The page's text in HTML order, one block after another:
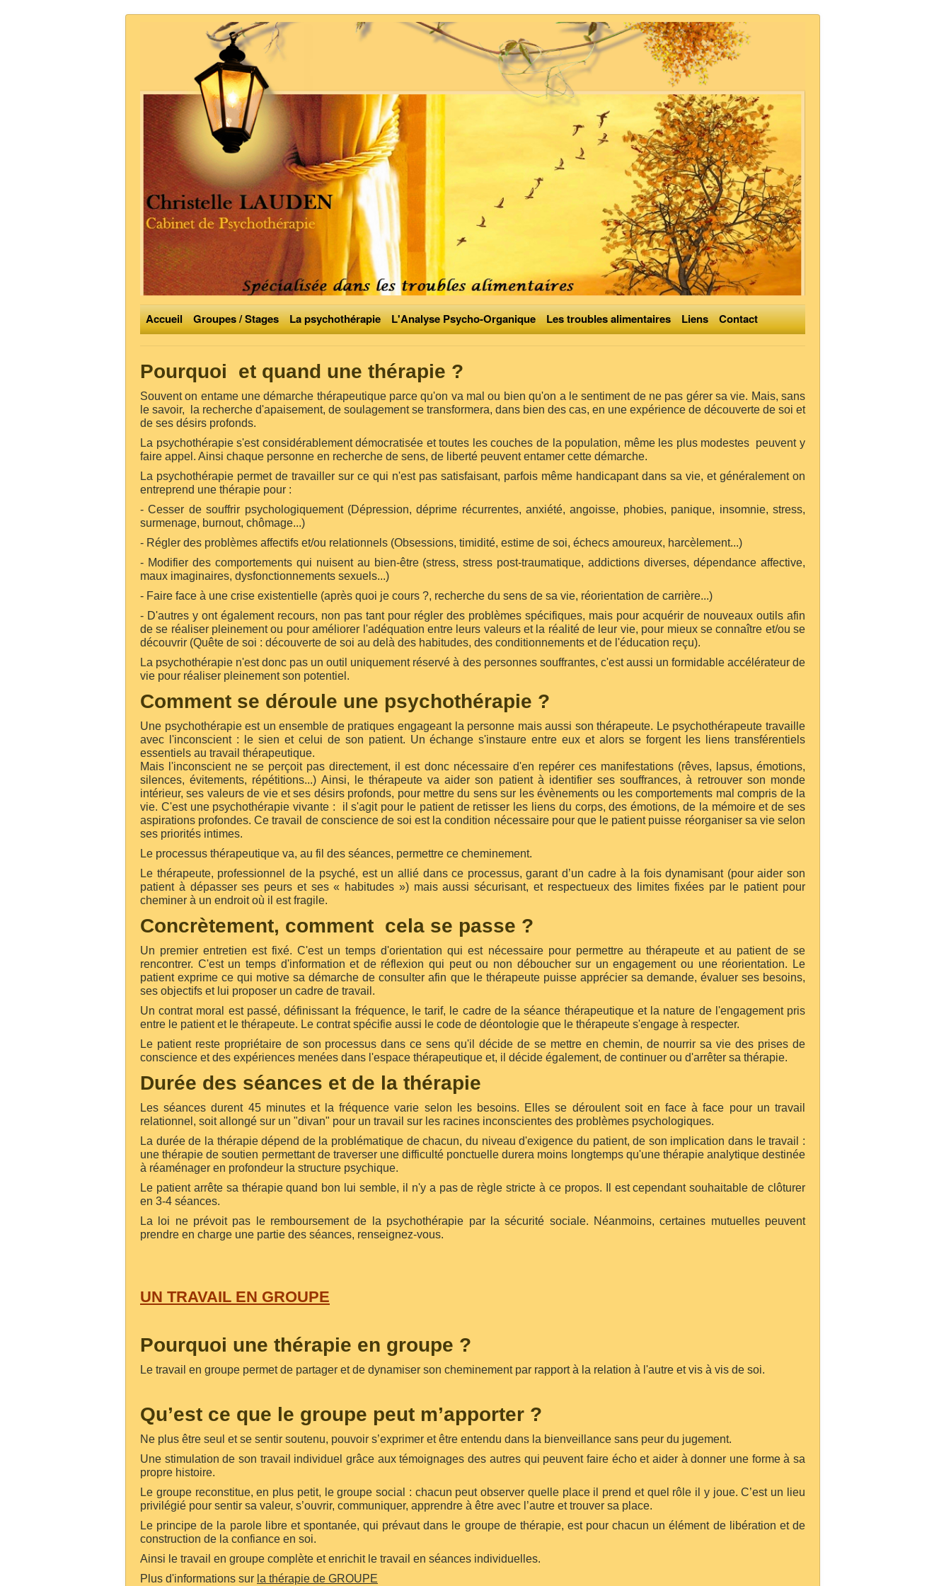
Accueil Groupes / Stages La psychothérapie L'Analyse Psycho-Organique Les troubles alimentaires Liens Contact
Pourquoi et quand une thérapie ?
Souvent on entame une démarche thérapeutique parce qu'on va mal ou bien qu'on a le sentiment de ne pas gérer sa vie. Mais, sans
le savoir, la recherche d'apaisement, de soulagement se transformera, dans bien des cas, en une expérience de découverte de soi et
de ses désirs profonds.
La psychothérapie s'est considérablement démocratisée et toutes les couches de la population, même les plus modestes peuvent y
faire appel. Ainsi chaque personne en recherche de sens, de liberté peuvent entamer cette démarche.
La psychothérapie permet de travailler sur ce qui n'est pas satisfaisant, parfois même handicapant dans sa vie, et généralement on
entreprend une thérapie pour :
- Cesser de souffrir psychologiquement (Dépression, déprime récurrentes, anxiété, angoisse, phobies, panique, insomnie, stress,
surmenage, burnout, chômage...)
- Régler des problèmes affectifs et/ou relationnels (Obsessions, timidité, estime de soi, échecs amoureux, harcèlement...)
- Modifier des comportements qui nuisent au bien-être (stress, stress post-traumatique, addictions diverses, dépendance affective,
maux imaginaires, dysfonctionnements sexuels...)
- Faire face à une crise existentielle (après quoi je cours ?, recherche du sens de sa vie, réorientation de carrière...)
- D'autres y ont également recours, non pas tant pour régler des problèmes spécifiques, mais pour acquérir de nouveaux outils afin
de se réaliser pleinement ou pour améliorer l'adéquation entre leurs valeurs et la réalité de leur vie, pour mieux se connaître et/ou se
découvrir (Quête de soi : découverte de soi au delà des habitudes, des conditionnements et de l'éducation reçu).
La psychothérapie n'est donc pas un outil uniquement réservé à des personnes souffrantes, c'est aussi un formidable accélérateur de
vie pour réaliser pleinement son potentiel.
Comment se déroule une psychothérapie ?
Une psychothérapie est un ensemble de pratiques engageant la personne mais aussi son thérapeute. Le psychothérapeute travaille
avec l'inconscient : le sien et celui de son patient. Un échange s'instaure entre eux et alors se forgent les liens transférentiels
essentiels au travail thérapeutique.
Mais l'inconscient ne se perçoit pas directement, il est donc nécessaire d'en repérer ces manifestations (rêves, lapsus, émotions,
silences, évitements, répétitions...) Ainsi, le thérapeute va aider son patient à identifier ses souffrances, à retrouver son monde
intérieur, ses valeurs de vie et ses désirs profonds, pour mettre du sens sur les évènements ou les comportements mal compris de la
vie. C'est une psychothérapie vivante : il s'agit pour le patient de retisser les liens du corps, des émotions, de la mémoire et de ses
aspirations profondes. Ce travail de conscience de soi est la condition nécessaire pour que le patient puisse réorganiser sa vie selon
ses priorités intimes.
Le processus thérapeutique va, au fil des séances, permettre ce cheminement.
Le thérapeute, professionnel de la psyché, est un allié dans ce processus, garant d’un cadre à la fois dynamisant (pour aider son
patient à dépasser ses peurs et ses « habitudes ») mais aussi sécurisant, et respectueux des limites fixées par le patient pour
cheminer à un endroit où il est fragile.
Concrètement, comment cela se passe ?
Un premier entretien est fixé. C'est un temps d'orientation qui est nécessaire pour permettre au thérapeute et au patient de se
rencontrer. C'est un temps d'information et de réflexion qui peut ou non déboucher sur un engagement ou une réorientation. Le
patient exprime ce qui motive sa démarche de consulter afin que le thérapeute puisse apprécier sa demande, évaluer ses besoins,
ses objectifs et lui proposer un cadre de travail.
Un contrat moral est passé, définissant la fréquence, le tarif, le cadre de la séance thérapeutique et la nature de l'engagement pris
entre le patient et le thérapeute. Le contrat spécifie aussi le code de déontologie que le thérapeute s'engage à respecter.
Le patient reste propriétaire de son processus dans ce sens qu'il décide de se mettre en chemin, de nourrir sa vie des prises de
conscience et des expériences menées dans l'espace thérapeutique et, il décide également, de continuer ou d'arrêter sa thérapie.
Durée des séances et de la thérapie
Les séances durent 45 minutes et la fréquence varie selon les besoins. Elles se déroulent soit en face à face pour un travail
relationnel, soit allongé sur un "divan" pour un travail sur les racines inconscientes des problèmes psychologiques.
La durée de la thérapie dépend de la problématique de chacun, du niveau d'exigence du patient, de son implication dans le travail :
une thérapie de soutien permettant de traverser une difficulté ponctuelle durera moins longtemps qu'une thérapie analytique destinée
à réaménager en profondeur la structure psychique.
Le patient arrête sa thérapie quand bon lui semble, il n'y a pas de règle stricte à ce propos. Il est cependant souhaitable de clôturer
en 3-4 séances.
La loi ne prévoit pas le remboursement de la psychothérapie par la sécurité sociale. Néanmoins, certaines mutuelles peuvent
prendre en charge une partie des séances, renseignez-vous.
UN TRAVAIL EN GROUPE
Pourquoi une thérapie en groupe ?
Le travail en groupe permet de partager et de dynamiser son cheminement par rapport à la relation à l'autre et vis à vis de soi.
Qu’est ce que le groupe peut m’apporter ?
Ne plus être seul et se sentir soutenu, pouvoir s’exprimer et être entendu dans la bienveillance sans peur du jugement.
Une stimulation de son travail individuel grâce aux témoignages des autres qui peuvent faire écho et aider à donner une forme à sa
propre histoire.
Le groupe reconstitue, en plus petit, le groupe social : chacun peut observer quelle place il prend et quel rôle il y joue. C’est un lieu
privilégié pour sentir sa valeur, s’ouvrir, communiquer, apprendre à être avec l’autre et trouver sa place.
Le principe de la parole libre et spontanée, qui prévaut dans le groupe de thérapie, est pour chacun un élément de libération et de
construction de la confiance en soi.
Ainsi le travail en groupe complète et enrichit le travail en séances individuelles.
Plus d'informations sur la thérapie de GROUPE